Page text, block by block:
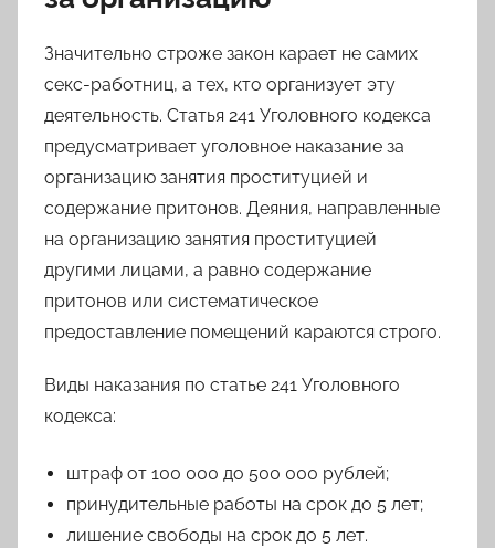
Значительно строже закон карает не самих
секс-работниц, а тех, кто организует эту
деятельность. Статья 241 Уголовного кодекса
предусматривает уголовное наказание за
организацию занятия проституцией и
содержание притонов. Деяния, направленные
на организацию занятия проституцией
другими лицами, а равно содержание
притонов или систематическое
предоставление помещений караются строго.
Виды наказания по статье 241 Уголовного
кодекса:
штраф от 100 000 до 500 000 рублей;
принудительные работы на срок до 5 лет;
лишение свободы на срок до 5 лет.